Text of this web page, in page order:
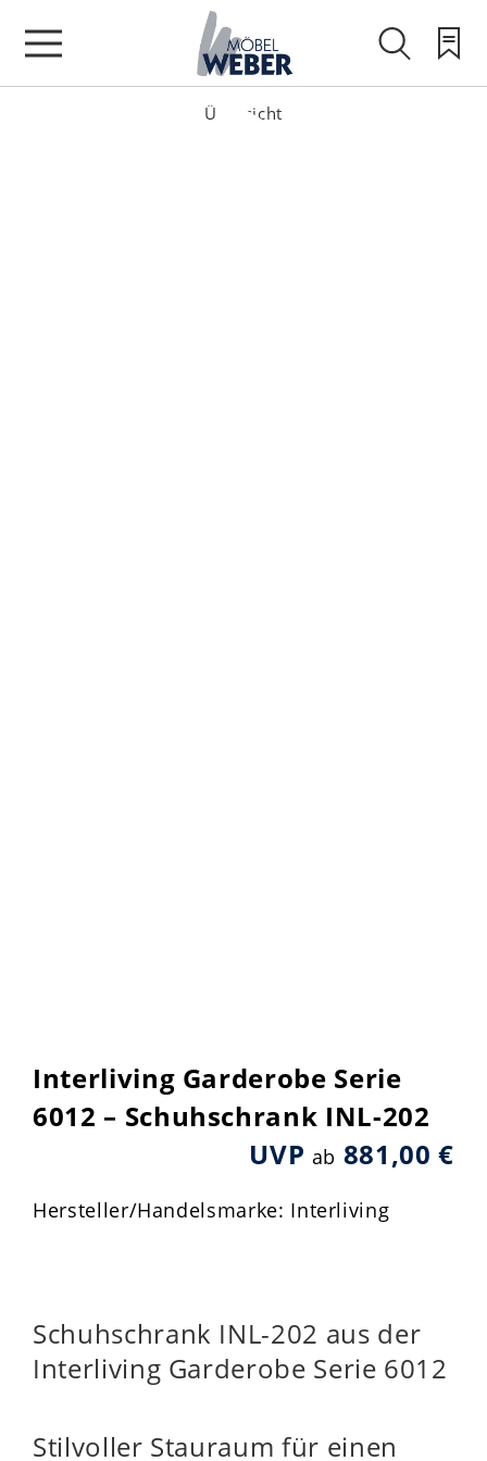
Übersicht
Interliving Garderobe Serie
6012 – Schuhschrank INL-202
UVP ab 881,00 €
Hersteller/Handelsmarke: Interliving
Schuhschrank INL-202 aus der
Interliving Garderobe Serie 6012
Stilvoller Stauraum für einen